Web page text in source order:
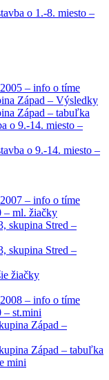
o 1.-8. miesto –
– info o tíme
Západ – Výsledky
Západ – tabuľka
o 9.-14. miesto –
o 9.-14. miesto –
– info o tíme
– ml. žiačky
skupina Stred –
skupina Stred –
žiačky
– info o tíme
– st.mini
Západ –
Západ – tabuľka
mini